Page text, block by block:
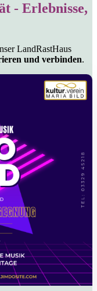
- Erlebnisse,
LandRastHaus
und verbinden.